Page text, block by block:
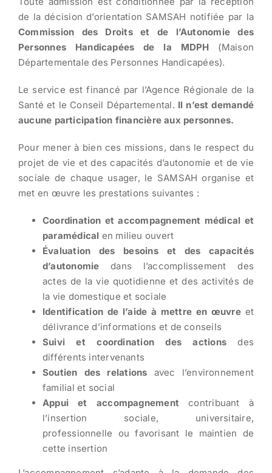
de la décision d’orientation SAMSAH notifiée par la
Commission des Droits et de l’Autonomie des
Personnes Handicapées de la MDPH (Maison
Départementale des Personnes Handicapées).
Le service est financé par l’Agence Régionale de la
Santé et le Conseil Départemental. Il n’est demandé
aucune participation financière aux personnes.
Pour mener à bien ces missions, dans le respect du
projet de vie et des capacités d’autonomie et de vie
sociale de chaque usager, le SAMSAH organise et
met en œuvre les prestations suivantes :
Coordination et accompagnement médical et
paramédical en milieu ouvert
Évaluation des besoins et des capacités
d’autonomie dans l’accomplissement des
actes de la vie quotidienne et des activités de
la vie domestique et sociale
Identification de l’aide à mettre en œuvreet
délivrance d’informations et de conseils
Suivi et coordination des actionsdes
différents intervenants
Soutien des relations avec l’environnement
familial et social
Appui et accompagnement contribuant à
l’insertion sociale, universitaire,
professionnelle ou favorisant le maintien de
cette insertion